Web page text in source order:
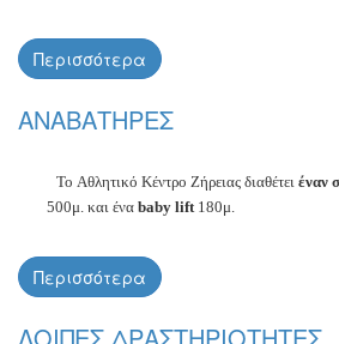
Περισσότερα
ΑΝΑΒΑΤΗΡΕΣ
Το Αθλητικό Κέντρο Ζήρειας διαθέτει έναν
500μ. και ένα baby lift180μ.
Περισσότερα